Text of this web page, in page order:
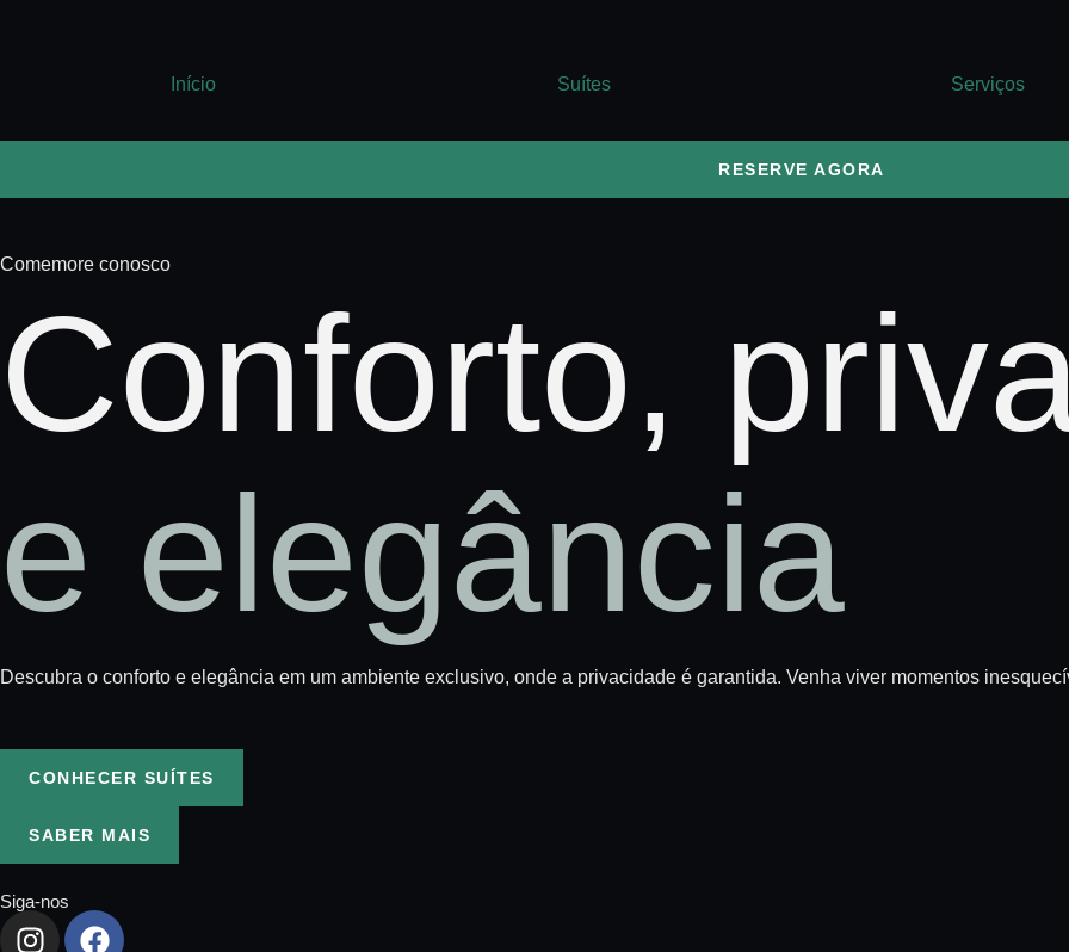
Início Suítes Serviços
RESERVE AGORA
Comemore conosco
Conforto,
e elegância
Descubra o conforto e elegância em um ambiente exclusivo, onde a privacidade é garantida. Venha viver momentos
CONHECER SUÍTES
SABER MAIS
Siga-nos